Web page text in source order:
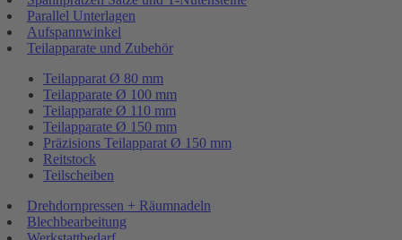
Parallel Unterlagen
Aufspannwinkel
Teilapparate und Zubehör
Teilapparat Ø 80 mm
Teilapparate Ø 100 mm
Teilapparate Ø 110 mm
Teilapparate Ø 150 mm
Präzisions Teilapparat Ø 150 mm
Reitstock
Teilscheiben
Drehdornpressen + Räumnadeln
Blechbearbeitung